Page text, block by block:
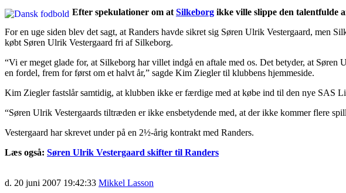
Efter spekulationer om at Silkeborg ikke ville slippe den talentfulde
For en uge siden blev det sagt, at Randers havde sikret sig Søren Ulrik Vestergaard,
købt Søren Ulrik Vestergaard fri af Silkeborg.
“Vi er meget glade for, at Silkeborg har villet indgå en aftale med os. Det betyder, at
en fordel, frem for først om et halvt år,” sagde Kim Ziegler til klubbens hjemmeside.
Kim Ziegler fastslår samtidig, at klubben ikke er færdige med at købe ind til den nye SAS
“Søren Ulrik Vestergaards tiltræden er ikke ensbetydende med, at der ikke kommer flere
Vestergaard har skrevet under på en 2½-årig kontrakt med Randers.
Læs også: Søren Ulrik Vestergaard skifter til Randers
d. 20 juni 2007 19:42:33 Mikkel Lasson